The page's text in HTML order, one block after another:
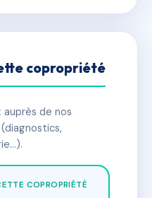
copropriété
de nos
COPROPRIÉTÉ